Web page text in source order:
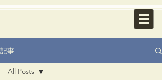
記事
All Posts